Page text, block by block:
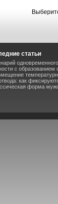
статьи
с образованием
как
форма